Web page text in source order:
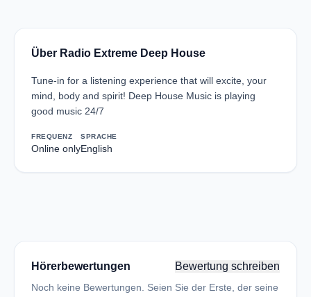
Über Radio Extreme Deep House
Tune-in for a listening experience that will excite, your
mind, body and spirit! Deep House Music is playing
good music 24/7
FREQUENZ
Online only
SPRACHE
English
Hörerbewertungen Bewertung schreiben
Noch keine Bewertungen. Seien Sie der Erste, der seine